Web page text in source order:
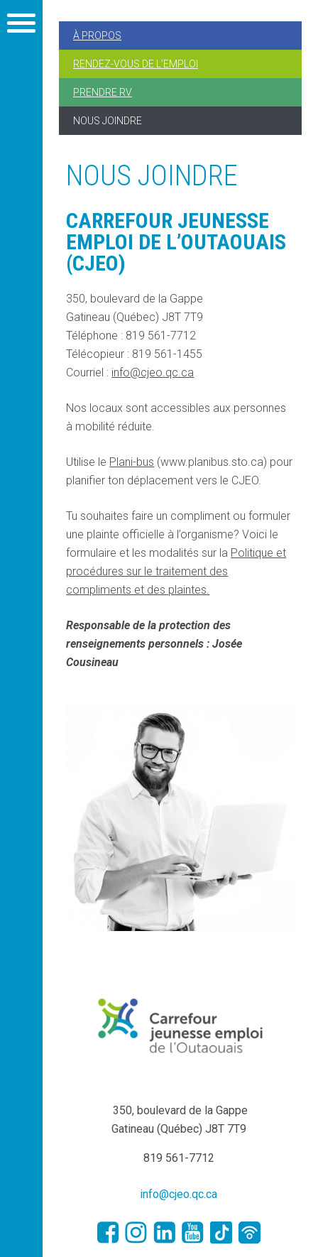
À PROPOS
RENDEZ-VOUS DE L’EMPLOI
PRENDRE RV
NOUS JOINDRE
NOUS JOINDRE
CARREFOUR JEUNESSE
EMPLOI DE L’OUTAOUAIS
(CJEO)
350, boulevard de la Gappe
Gatineau (Québec) J8T 7T9
Téléphone : 819 561-7712
Télécopieur : 819 561-1455
Courriel : info@cjeo.qc.ca
Nos locaux sont accessibles aux personnes
à mobilité réduite.
Utilise le Plani-bus (www.planibus.sto.ca) pour
planifier ton déplacement vers le CJEO.
Tu souhaites faire un compliment ou formuler
une plainte officielle à l’organisme? Voici le
formulaire et les modalités sur la Politique et
procédures sur le traitement des
compliments et des plaintes.
Responsable de la protection des
renseignements personnels : Josée
Cousineau
350, boulevard de la Gappe
Gatineau (Québec) J8T 7T9
819 561-7712
info@cjeo.qc.ca